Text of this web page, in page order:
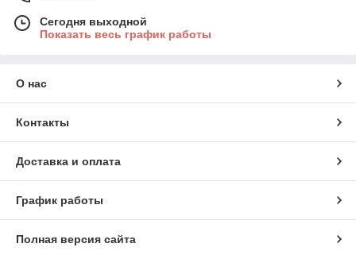
Сегодня выходной
Показать весь график работы
О нас
Контакты
Доставка и оплата
График работы
Полная версия сайта